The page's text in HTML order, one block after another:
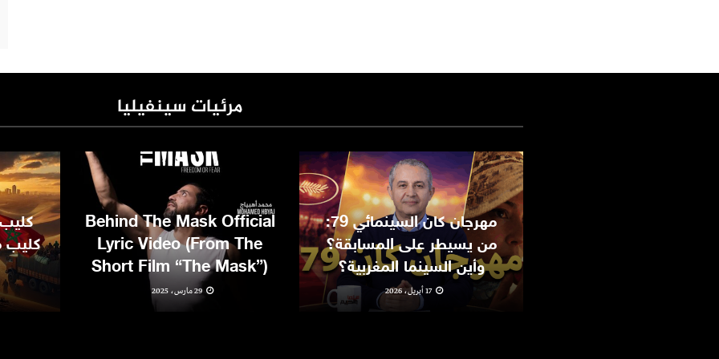
مرئيات سينفيليا
مهرجان كان السينمائي 79:
من يسيطر على المسابقة؟
وأين السينما المغربية؟
17 أبريل، 2026
Behind The Mask Official
Lyric Video (From The
Short Film “The Mask”)
29 مارس، 2025
كليب